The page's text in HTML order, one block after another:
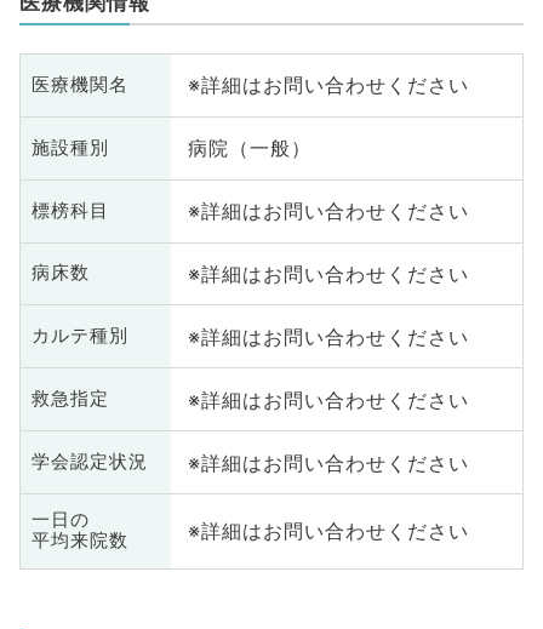
医療機関名 ※詳細はお問い合わせください
施設種別 病院（一般）
標榜科目 ※詳細はお問い合わせください
病床数 ※詳細はお問い合わせください
カルテ種別 ※詳細はお問い合わせください
救急指定 ※詳細はお問い合わせください
学会認定状況 ※詳細はお問い合わせください
一日の
平均来院数
※詳細はお問い合わせください